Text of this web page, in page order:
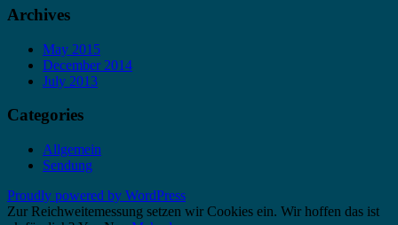
Archives
May 2015
December 2014
July 2013
Categories
Allgemein
Sendung
Proudly powered by WordPress
Zur Reichweitemessung setzen wir Cookies ein. Wir hoffen das ist